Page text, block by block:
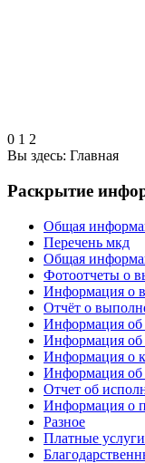
0 1 2
Вы здесь: Главная
Раскрытие
Общая
Перечень мкд
Общая
Фотоотчеты о
Информация о
Отчёт о
Информация об
Информация об
Информация о
Информация об
Отчет об
Информация о
Разное
Платные услуги